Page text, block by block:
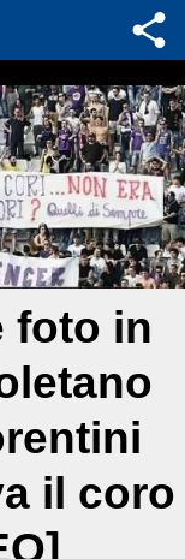
foto in
il coro